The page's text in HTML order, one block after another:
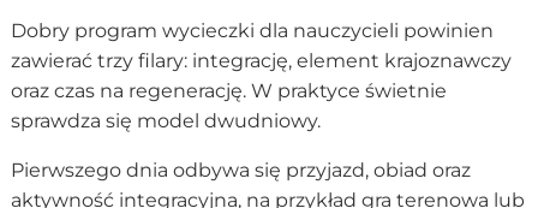
Dobry program wycieczki dla nauczycieli powinien
zawierać trzy filary: integrację, element krajoznawczy
oraz czas na regenerację. W praktyce świetnie
sprawdza się model dwudniowy.
Pierwszego dnia odbywa się przyjazd, obiad oraz
aktywność integracyjna, na przykład gra terenowa lub